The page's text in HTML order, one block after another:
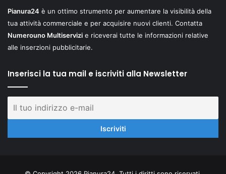
Pianura24 è un ottimo strumento per aumentare la visibilità della
tua attività commerciale e per acquisire nuovi clienti. Contatta
Numerouno Multiservizi e riceverai tutte le informazioni relative
alle inserzioni pubblicitarie.
Inserisci la tua mail e iscriviti alla Newsletter